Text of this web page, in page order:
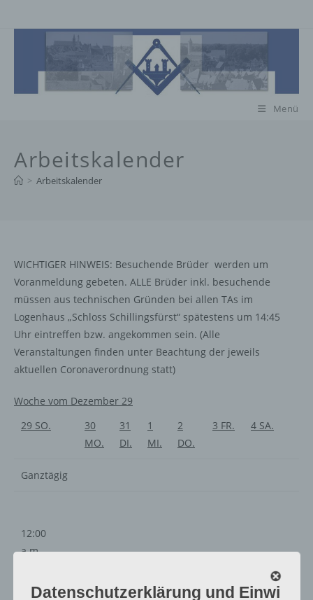
Inhalt
Menü
Arbeitskalender
> Arbeitskalender
WICHTIGER HINWEIS: Besuchende Brüder werden um
Voranmeldung gebeten. ALLE Brüder inkl. besuchende
müssen aus technischen Gründen bei allen TAs im
Logenhaus „Schloss Schillingsfürst“ spätestens um 14:45
Uhr eintreffen bzw. angekommen sein. (Alle
Veranstaltungen finden unter Beachtung der jeweils
aktuellen Coronaverordnung statt)
Woche vom Dezember 29
29 SO.
30
MO.
31
DI.
1
MI.
2
DO.
3 FR. 4 SA.
Ganztägig
12:00
a.m.
a.m.
Datenschutzerklärung und Einwi